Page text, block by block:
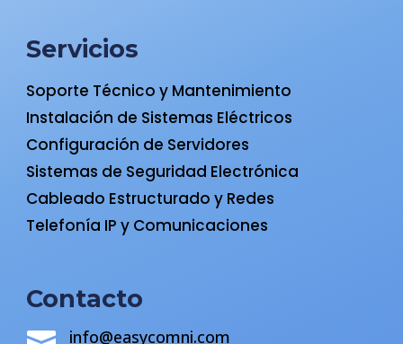
Servicios
Soporte Técnico y Mantenimiento
Instalación de Sistemas Eléctricos
Configuración de Servidores
Sistemas de Seguridad Electrónica
Cableado Estructurado y Redes
Telefonía IP y Comunicaciones
Contacto
info@easycomni.com